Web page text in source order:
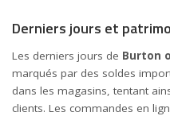
Derniers jours et
Les derniers jours de Burton
marqués par des soldes
dans les magasins, tentant
clients. Les commandes en